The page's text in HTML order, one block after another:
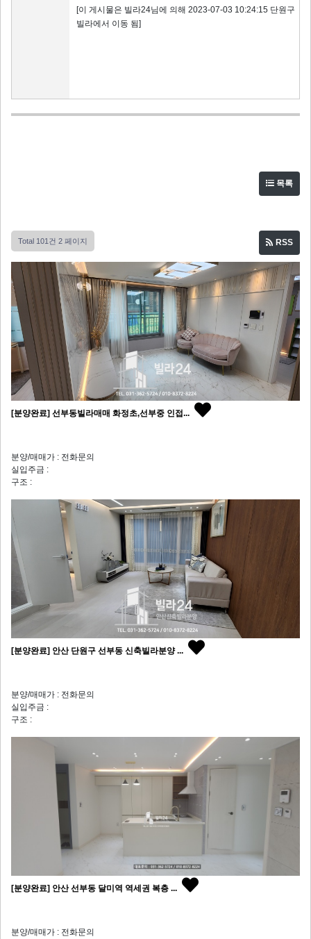
[이 게시물은 빌라24님에 의해 2023-07-03 10:24:15 단원구
빌라에서 이동 됨]
목록
Total 101건 2 페이지 RSS
[분양완료] 선부동빌라매매 화정초,선부중 인접...
분양/매매가 : 전화문의
실입주금 :
구조 :
[분양완료] 안산 단원구 선부동 신축빌라분양 ...
분양/매매가 : 전화문의
실입주금 :
구조 :
[분양완료] 안산 선부동 달미역 역세권 복층 ...
분양/매매가 : 전화문의